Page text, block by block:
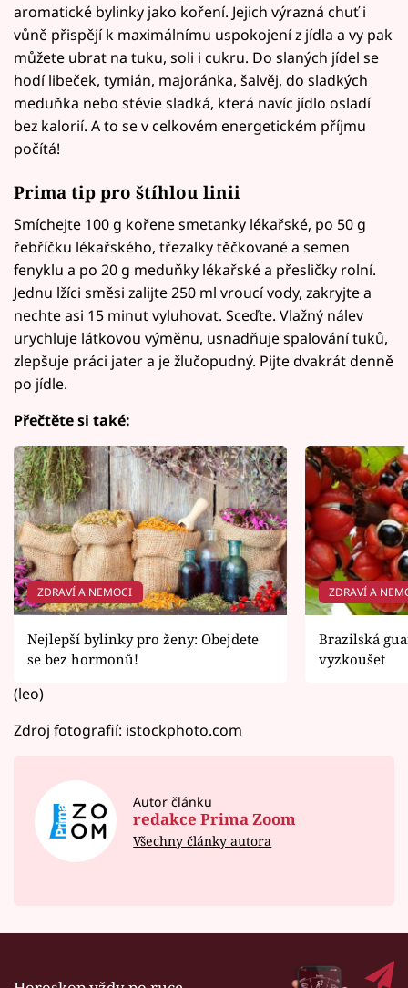
aromatické bylinky jako koření. Jejich výrazná chuť i
vůně přispějí k maximálnímu uspokojení z jídla a vy pak
můžete ubrat na tuku, soli i cukru. Do slaných jídel se
hodí libeček, tymián, majoránka, šalvěj, do sladkých
meduňka nebo stévie sladká, která navíc jídlo osladí
bez kalorií. A to se v celkovém energetickém příjmu
počítá!
Prima tip pro štíhlou linii
Smíchejte 100 g kořene smetanky lékařské, po 50 g
řebříčku lékařského, třezalky těčkované a semen
fenyklu a po 20 g meduňky lékařské a přesličky rolní.
Jednu lžíci směsi zalijte 250 ml vroucí vody, zakryjte a
nechte asi 15 minut vyluhovat. Sceďte. Vlažný nálev
urychluje látkovou výměnu, usnadňuje spalování tuků,
zlepšuje práci jater a je žlučopudný. Pijte dvakrát denně
po jídle.
Přečtěte si také:
ZDRAVÍ A NEMOCI
Nejlepší bylinky pro ženy: Obejdete
se bez hormonů!
ZDRAVÍ A
Brazilská
vyzkoušet
(leo)
Zdroj fotografií: istockphoto.com
Autor článku
redakce Prima Zoom
Všechny články autora